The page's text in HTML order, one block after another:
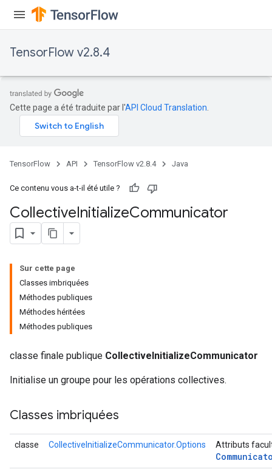
TensorFlow v2.8.4
Cette page a été traduite par l'API Cloud Translation
TensorFlow API TensorFlow v2.8.4 Java
Ce contenu vous a-t-il été utile ?
CollectiveInitializeCommunicator
Sur cette page
Classes imbriquées
Méthodes publiques
Méthodes héritées
Méthodes publiques
classe finale publique CollectiveInitializeCommunicator
Initialise un groupe pour les opérations collectives.
Classes imbriquées
classe CollectiveInitializeCommunicator.Options Attributs